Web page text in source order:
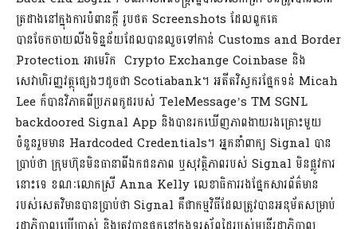
ត្រដាងនៅក្នុងការបំពានក្តី រូបថត Screenshots ដែលពួកគេ
បានចែកចាយលីងទិន្នន័យដែលបានលួចទៅកាន់ Customs and Border
Protection អាមេរិក Crypto Exchange Coinbase និង
សេវាហិរញ្ញវត្ថុផ្សេងៗដូចជា Scotiabank។ អតីតវិស្វករផ្នែកទន់ Micah
Lee ក៏បានវិភាគពីប្រភពកូដរបស់ TeleMessage’s TM SGNL
backdoored Signal App និងបានរកឃើញភាពងាយរងគ្រោះមួយ
ចំនួនរួមមាន Hardcoded Credentials។ អ្នកនាំពាក្យ Signal បាន
ប្រាប់ថា ក្រុមហ៊ុនមិនធានាពីឯកជនភាព ឬសុវត្ថិភាពរបស់ Signal មិនផ្លូវការ
នោះទេ ខណៈលោកស្រី Anna Kelly លេខាធិការរងផ្នែកសារព័ត៌មាន
របស់សេតវិមានបានប្រាប់ថា Signal គឺជាកម្មវិធីដែលត្រូវបានអនុម័តសម្រាប់